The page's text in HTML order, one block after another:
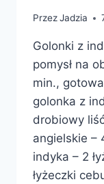
PrzezJadzia
Golonki z
pomysł na
min.,
golonka z
drobiowy
angielskie –
indyka – 2
łyżeczki